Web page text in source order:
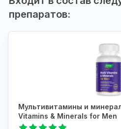
препаратов:
Мультивитамины и
Vitamins & Minerals for Men